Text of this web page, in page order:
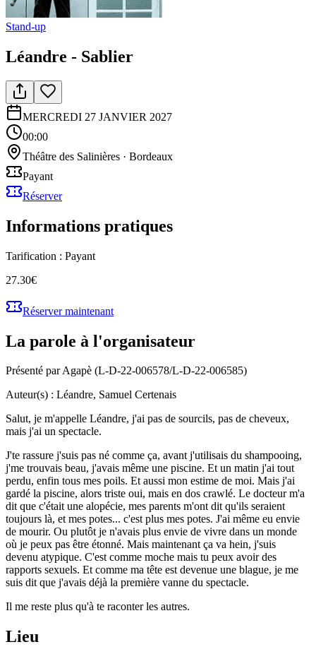
Stand-up
Léandre - Sablier
MERCREDI 27 JANVIER 2027
00:00
Théâtre des Salinières · Bordeaux
Payant
Réserver
Informations pratiques
Tarification : Payant
27.30€
Réserver maintenant
La parole à l'organisateur
Présenté par Agapè (L-D-22-006578/L-D-22-006585)
Auteur(s) : Léandre, Samuel Certenais
Salut, je m'appelle Léandre, j'ai pas de sourcils, pas de cheveux,
mais j'ai un spectacle.
J'te rassure j'suis pas né comme ça, avant j'utilisais du shampooing,
j'me trouvais beau, j'avais même une piscine. Et un matin j'ai tout
perdu, enfin tous mes poils. Et aussi mon estime de moi. Mais j'ai
gardé la piscine, alors triste oui, mais en dos crawlé. Le docteur m'a
dit que c'était une alopécie, mes parents m'ont dit qu'ils seraient
toujours là, et mes potes... c'est plus mes potes. J'ai même eu envie
de mourir. Ou plutôt je n'avais plus envie de vivre dans un monde
où je peux pas être étonné. Mais maintenant ça va hein, j'suis
devenu atypique. C'est comme moche mais tu peux avoir des
rapports sexuels. Et comme ma tête est devenue une blague, je me
suis dit que j'avais déjà la première vanne du spectacle.
Il me reste plus qu'à te raconter les autres.
Lieu